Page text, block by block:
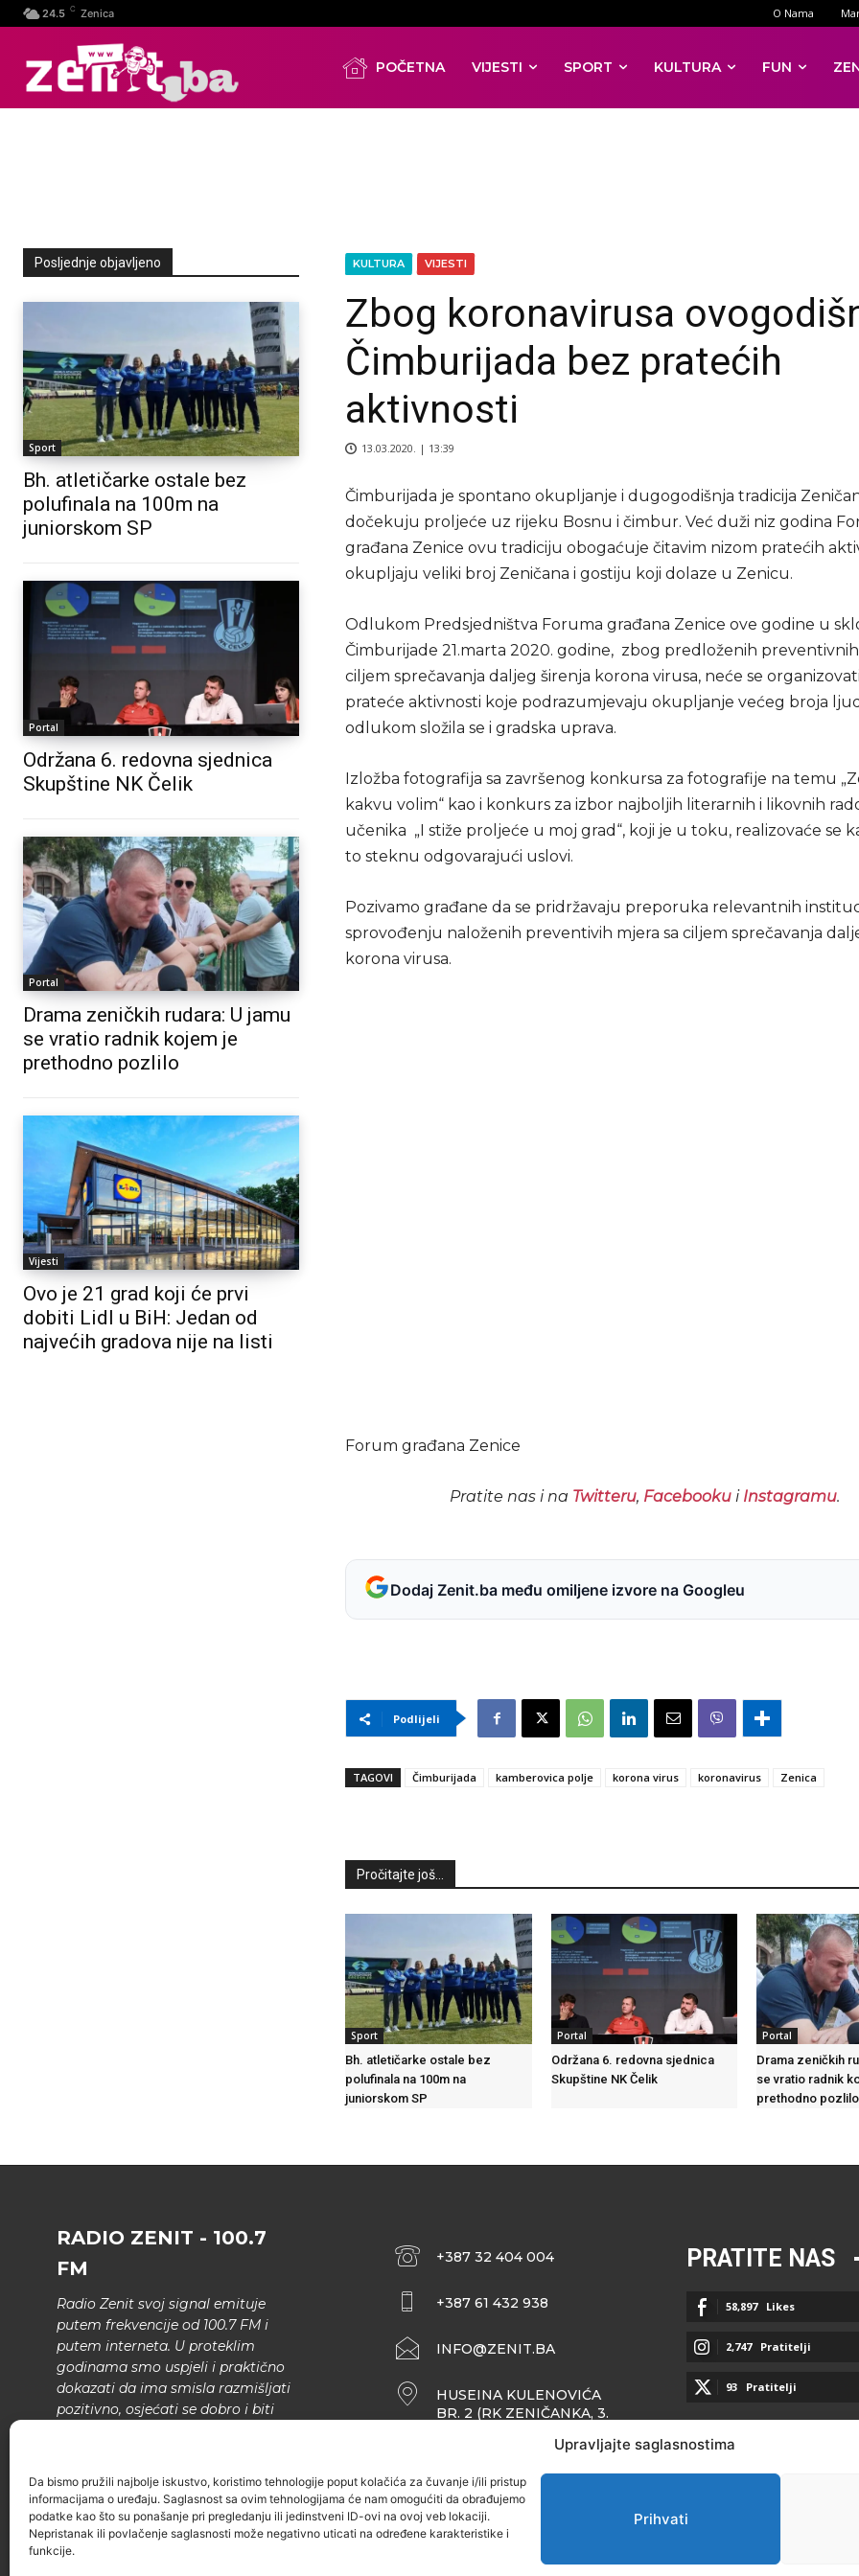
Upravljajte saglasnostima
Da bismo pružili najbolje iskustvo, koristimo tehnologije poput kolačića za čuvanje i/ili pristup
informacijama o uređaju. Saglasnost sa ovim tehnologijama će nam omogućiti da obrađujemo
podatke kao što su ponašanje pri pregledanju ili jedinstveni ID-ovi na ovoj veb lokaciji.
Nepristanak ili povlačenje saglasnosti može negativno uticati na određene karakteristike i
funkcije.
Prihvati
24.5 C Zenica O Nama
POČETNA VIJESTI SPORT KULTURA FUN
Posljednje objavljeno
Sport
Bh. atletičarke ostale bez
polufinala na 100m na
juniorskom SP
Portal
Održana 6. redovna sjednica
Skupštine NK Čelik
Portal
Drama zeničkih rudara: U jamu
se vratio radnik kojem je
prethodno pozlilo
Vijesti
Ovo je 21 grad koji će prvi
dobiti Lidl u BiH: Jedan od
najvećih gradova nije na listi
KULTURA VIJESTI
Zbog koronavirusa
Čimburijada bez pratećih
aktivnosti
13.03.2020. | 13:39
Čimburijada je spontano okupljanje i dugogodišnja tradicija
dočekuju proljeće uz rijeku Bosnu i čimbur. Već duži niz godina
građana Zenice ovu tradiciju obogaćuje čitavim nizom pratećih
okupljaju veliki broj Zeničana i gostiju koji dolaze u Zenicu.
Odlukom Predsjedništva Foruma građana Zenice ove godine u
Čimburijade 21.marta 2020. godine, zbog predloženih preventivnih
ciljem sprečavanja daljeg širenja korona virusa, neće se
prateće aktivnosti koje podrazumjevaju okupljanje većeg broja
odlukom složila se i gradska uprava.
Izložba fotografija sa završenog konkursa za fotografije na temu
kakvu volim“ kao i konkurs za izbor najboljih literarnih i likovnih
učenika „I stiže proljeće u moj grad“, koji je u toku, realizovaće se
to steknu odgovarajući uslovi.
Pozivamo građane da se pridržavaju preporuka relevantnih
sprovođenju naloženih preventivih mjera sa ciljem sprečavanja
korona virusa.
Forum građana Zenice
Pratite nas i na Twitteru, Facebookui Instagramu.
Dodaj Zenit.ba među omiljene izvore na Googleu
Podlijeli
TAGOVI Čimburijada kamberovica polje korona virus koronavirus Zenica
Pročitajte još...
Sport
Bh. atletičarke ostale bez
polufinala na 100m na
juniorskom SP
Portal
Održana 6. redovna sjednica
Skupštine NK Čelik
Portal
Drama zeničkih
se vratio radnik
prethodno pozlilo
RADIO ZENIT - 100.7
FM
Radio Zenit svoj signal emituje
putem frekvencije od 100.7 FM i
putem interneta. U proteklim
godinama smo uspjeli i praktično
dokazati da ima smisla razmišljati
pozitivno, osjećati se dobro i biti
narodne muzike..
+387 32 404 004
+387 61 432 938
INFO@ZENIT.BA
HUSEINA KULENOVIĆA
BR. 2 (RK ZENIČANKA, 3.
PRATITE NAS
58,897 Likes
2,747 Pratitelji
93 Pratitelji